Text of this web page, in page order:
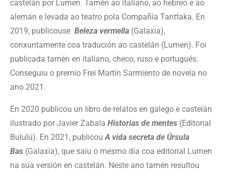
castelán por Lumen. Tamén ao italiano, ao hebreo e ao
alemán e levada ao teatro pola Compañía Tanttaka. En
2019, publicouse Beleza vermella (Galaxia),
conxuntamente coa tradución ao castelán (Lumen). Foi
publicada tamén en italiano, checo, ruso e portugués.
Conseguiu o premio Frei Martín Sarmiento de novela no
ano 2021.
En 2020 publicou un libro de relatos en galego e castelán
ilustrado por Javier Zabala Historias de mentes (Editorial
Bululú). En 2021, publicouA vida secreta de Úrsula
Bas (Galaxia), que saíu o mesmo día coa editorial Lumen
na súa versión en castelán. Neste ano tamén resultou